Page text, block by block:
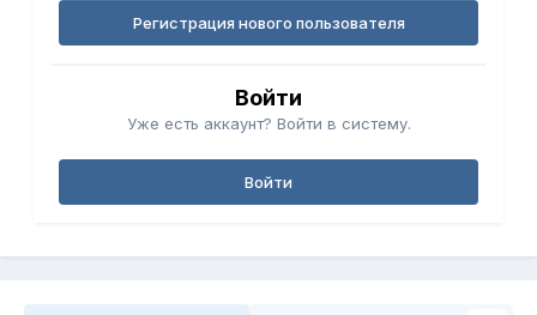
Регистрация нового пользователя
Войти
Уже есть аккаунт? Войти в систему.
Войти